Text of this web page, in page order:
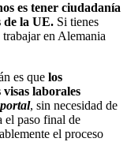
es tener ciudadanía
de la UE. Si tienes
en Alemania
es que los
laborales
, sin necesidad de
el paso final de
el proceso